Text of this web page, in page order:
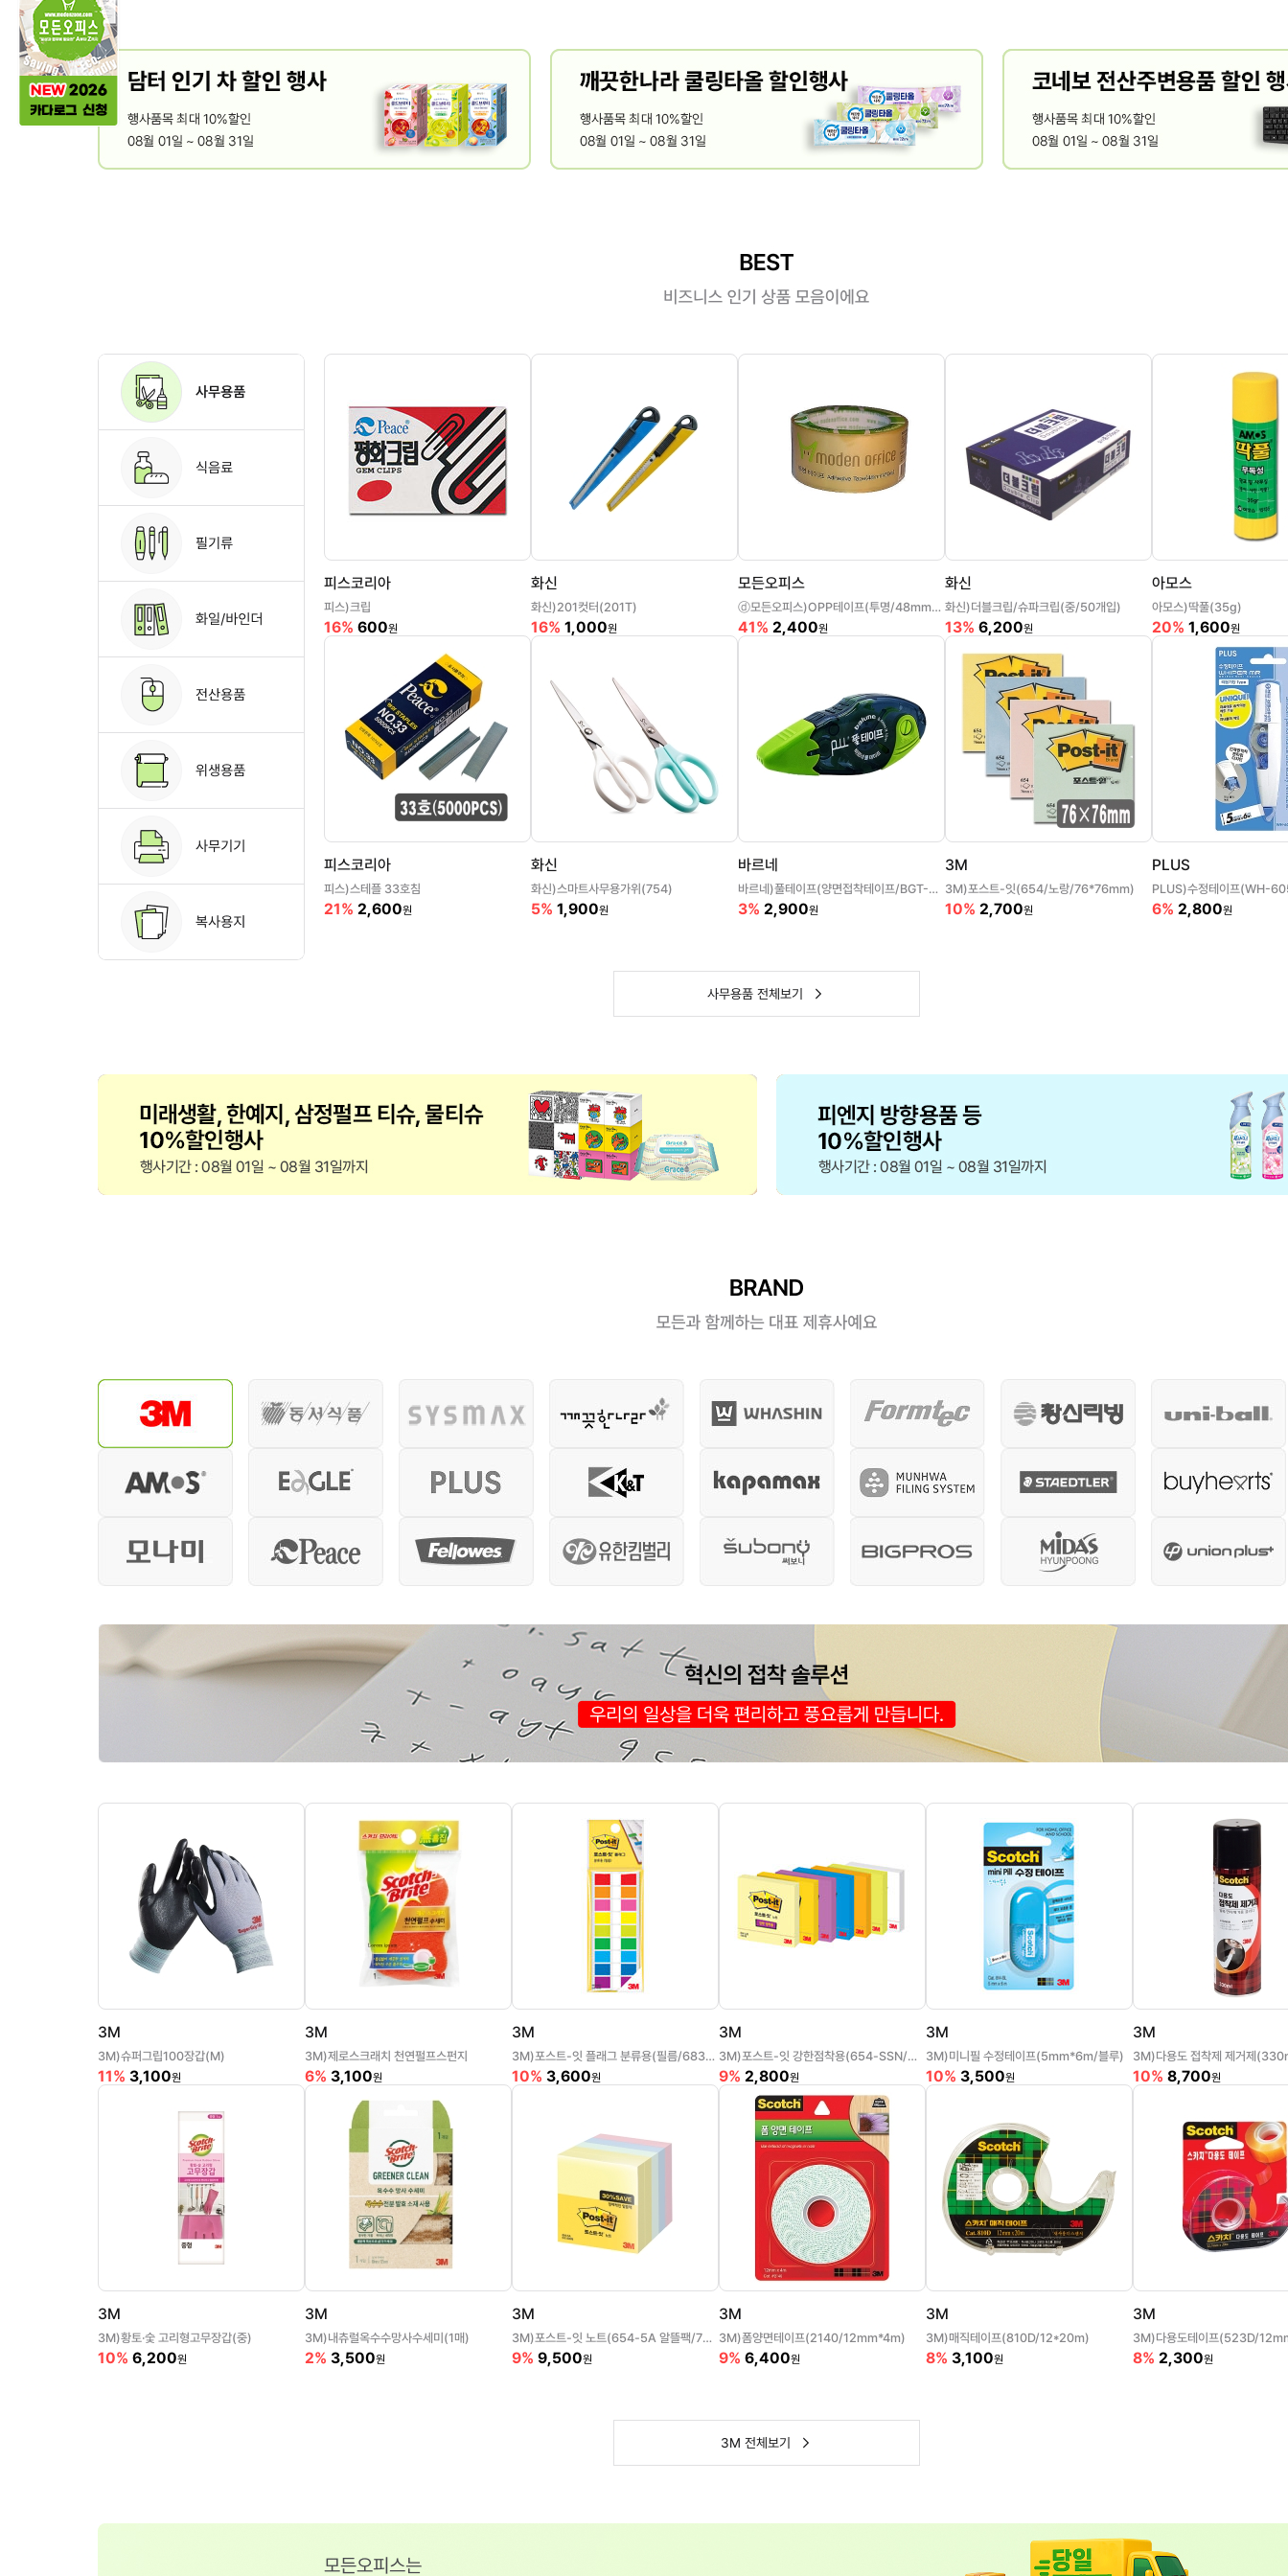
피스코리아
피스)크립
16% 600원
화신
화신)201컷터(201T)
16% 1,000원
모든오피스
ⓓ모든오피스)OPP테이프(투명/48mm*50m)
41% 2,400원
화신
화신)더블크립/슈파크립(중/50개입)
13% 6,200원
아모스
아모스)딱풀(35g)
20% 1,600원
피스코리아
피스)스테플 33호침
21% 2,600원
화신
화신)스마트사무용가위(754)
5% 1,900원
바르네
바르네)풀테이프(양면접착테이프/BGT-0180)
3% 2,900원
3M
3M)포스트-잇(654/노랑/76*76mm)
10% 2,700원
PLUS
PLUS)수정테이프(WH-
6% 2,800원
사무용품 전체보기
3M
3M)슈퍼그립100장갑(M)
11% 3,100원
3M
3M)제로스크래치 천연펄프스펀지
6% 3,100원
3M
3M)포스트-잇 플래그 분류용(필름/683-9KN/44*12mm)
10% 3,600원
3M
3M)포스트-잇 강한점착용(654-SSN/그리움노랑/76*76mm)
9% 2,800원
3M
3M)미니필 수정테이프(5mm*6m/블루)
10% 3,500원
3M
3M)다용도 접착제 제거제
10% 8,700원
3M
3M)황토·숯 고리형고무장갑(중)
10% 6,200원
3M
3M)내츄럴옥수수망사수세미(1매)
2% 3,500원
3M
3M)포스트-잇 노트(654-5A 알뜰팩/76*76mm)
9% 9,500원
3M
3M)폼양면테이프(2140/12mm*4m)
9% 6,400원
3M
3M)매직테이프(810D/12*20m)
8% 3,100원
3M
3M)다용도테이프(523D/
8% 2,300원
3M 전체보기